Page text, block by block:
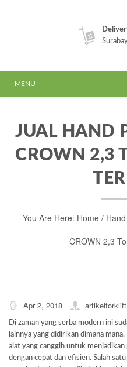
MENU
JUAL HAND
CROWN 2,3
You Are Here: Home /
CROWN 2,3
Apr 2, 2018 artikelforklift
Di zaman yang serba modern ini
lainnya yang didirikan dimana
alat yang canggih untuk
dengan cepat dan efisien. Salah